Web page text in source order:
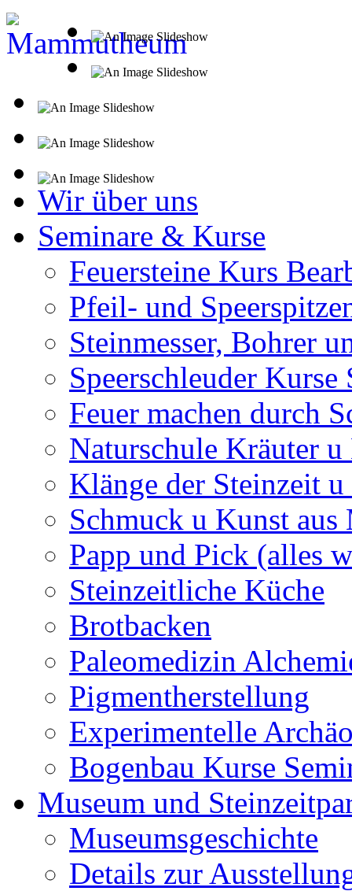
Wir über uns
Seminare & Kurse
Feuersteine Kurs
Pfeil- und
Steinmesser, Bohrer
Speerschleuder Kurse
Feuer machen durch
Naturschule Kräuter
Klänge der Steinzeit u
Schmuck u Kunst
Papp und Pick (alles
Steinzeitliche Küche
Brotbacken
Paleomedizin
Pigmentherstellung
Experimentelle
Bogenbau Kurse
Museum und
Museumsgeschichte
Details zur